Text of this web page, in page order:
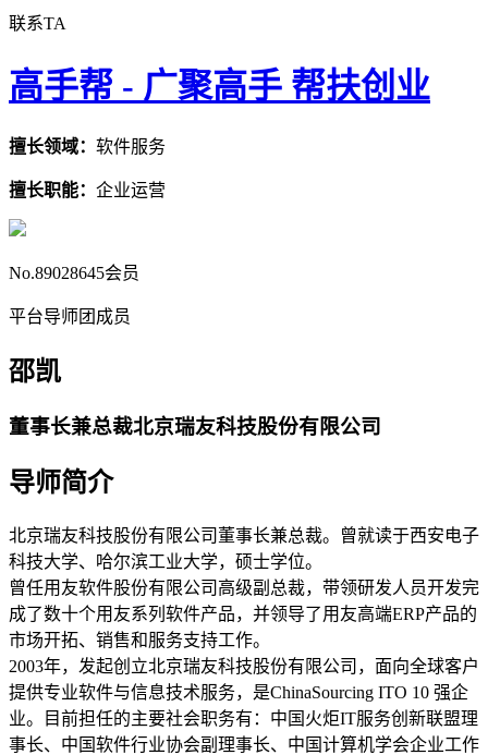
联系TA
高手帮 - 广聚高手 帮扶创业
擅长领域： 软件服务
擅长职能： 企业运营
No.89028645会员
平台导师团成员
邵凯
董事长兼总裁北京瑞友科技股份有限公司
导师简介
北京瑞友科技股份有限公司董事长兼总裁。曾就读于西安电子
科技大学、哈尔滨工业大学，硕士学位。
曾任用友软件股份有限公司高级副总裁，带领研发人员开发完
成了数十个用友系列软件产品，并领导了用友高端ERP产品的
市场开拓、销售和服务支持工作。
2003年，发起创立北京瑞友科技股份有限公司，面向全球客户
提供专业软件与信息技术服务，是ChinaSourcing ITO 10 强企
业。目前担任的主要社会职务有：中国火炬IT服务创新联盟理
事长、中国软件行业协会副理事长、中国计算机学会企业工作